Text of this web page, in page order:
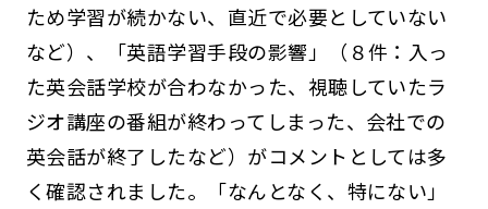
ため学習が続かない、直近で必要としていない
など）、「英語学習手段の影響」（８件：入っ
た英会話学校が合わなかった、視聴していたラ
ジオ講座の番組が終わってしまった、会社での
英会話が終了したなど）がコメントとしては多
く確認されました。「なんとなく、特にない」